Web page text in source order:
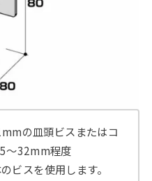
の皿頭ビスまたはコ
～32mm程度
ビスを使用します。